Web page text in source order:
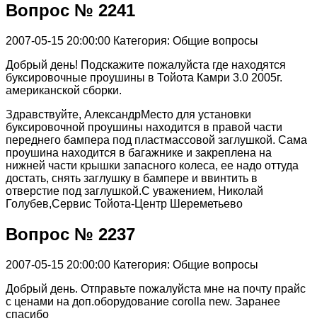
Вопрос № 2241
2007-05-15 20:00:00 Категория: Общие вопросы
Добрый день! Подскажите пожалуйста где находятся
буксировочные проушины в Тойота Камри 3.0 2005г.
американской сборки.
Здравствуйте, АлександрМесто для установки
буксировочной проушины находится в правой части
переднего бампера под пластмассовой заглушкой. Сама
проушина находится в багажнике и закреплена на
нижней части крышки запасного колеса, ее надо оттуда
достать, снять заглушку в бампере и ввинтить в
отверстие под заглушкой.С уважением, Николай
Голубев,Сервис Тойота-Центр Шереметьево
Вопрос № 2237
2007-05-15 20:00:00 Категория: Общие вопросы
Добрый день. Отправьте пожалуйста мне на почту прайс
с ценами на доп.оборудование corolla new. Заранее
спасибо